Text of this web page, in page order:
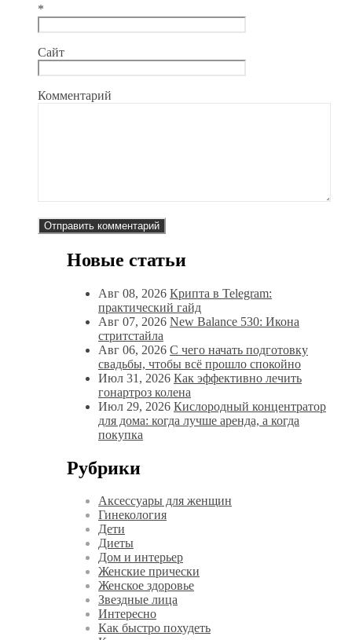
*
Сайт
Комментарий
Новые статьи
Авг 08, 2026 Крипта в Telegram:
практический гайд
Авг 07, 2026 New Balance 530: Икона
стритстайла
Авг 06, 2026 С чего начать подготовку
свадьбы, чтобы всё прошло спокойно
Июл 31, 2026 Как эффективно лечить
гонартроз колена
Июл 29, 2026 Кислородный концентратор
для дома: когда лучше аренда, а когда
покупка
Рубрики
Аксессуары для женщин
Гинекология
Дети
Диеты
Дом и интерьер
Женские прически
Женское здоровье
Звездные лица
Интересно
Как быстро похудеть